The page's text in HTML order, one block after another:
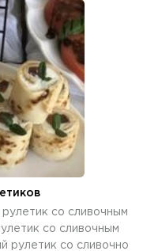
со сливочным
со сливочным
рулетик со сливочно